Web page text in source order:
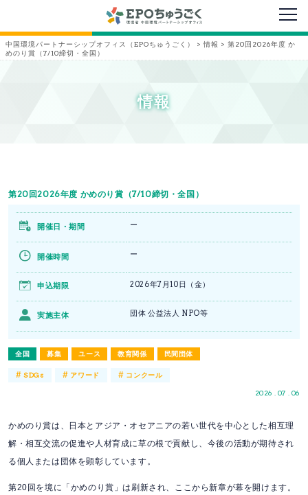
メニ
中国環境パートナーシップオフィス（EPOちゅうごく） > 情報 > 第20回2026年度 か
めのり賞（7/10締切・全国）
情報
第20回2026年度 かめのり賞（7/10締切・全国）
全国 募集 ユース 教育関係 民間団体
2026 . 07 . 06
開催日・期間 ー
開催時間 ー
申込期限 2026年7月10日（金）
実施主体 団体 公益法人 NPO等
#SDGs # アワード # コンクール
かめのり賞は、日本とアジア・オセアニアの若い世代を中心とした相互理
解・相互交流の促進や人材育成に草の根で貢献し、今後の活動が期待され
る個人または団体を顕彰しています。
第20回を境に「かめのり賞」は刷新され、ここから新章が幕を開けます。